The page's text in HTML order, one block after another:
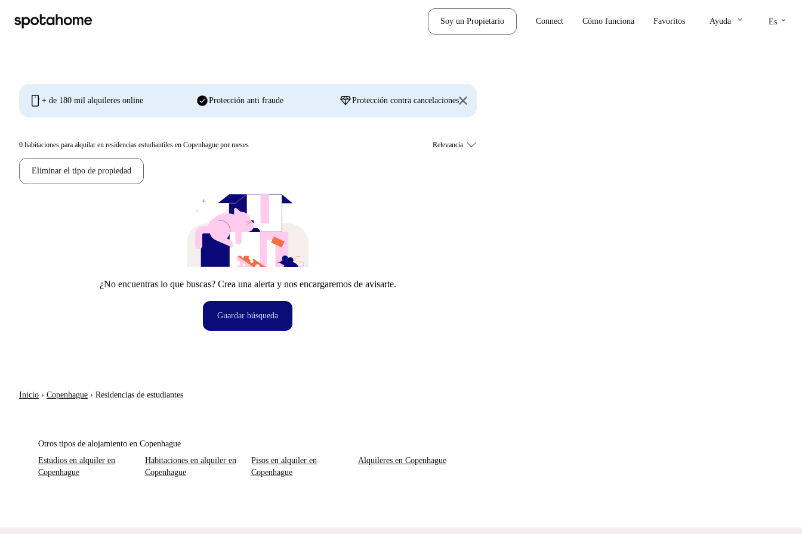
Soy un Propietario Connect Cómo funciona Favoritos Ayuda keyboard_arrow_down Es keyboard_arrow_down
mobile + de 180 mil alquileres online check_circleProtección anti fraude diamondProtección contra cancelaciones
0 habitaciones para alquilar en residencias estudiantiles en Copenhague por meses
Eliminar el tipo de propiedad
¿No encuentras lo que buscas? Crea una alerta y nos encargaremos de avisarte.
Guardar búsqueda
Inicio › Copenhague › Residencias de estudiantes
Otros tipos de alojamiento en Copenhague
Estudios en alquiler en
Copenhague
Habitaciones en alquiler en
Copenhague
Pisos en alquiler en
Copenhague
Alquileres en Copenhague